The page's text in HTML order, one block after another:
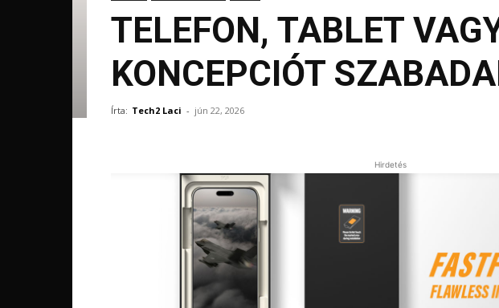
TELEFON, TABLET
KONCEPCIÓT
Írta: Tech2 Laci - jún 22, 2026
Hirdetés